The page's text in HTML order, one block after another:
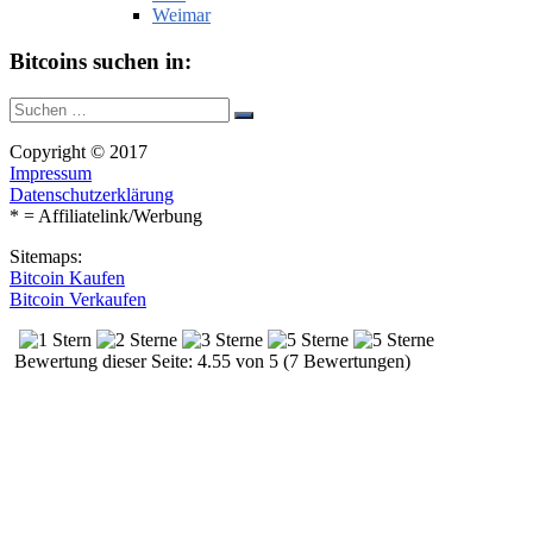
Weimar
Bitcoins suchen in:
Suche
nach:
Suchen
Copyright © 2017
Impressum
Datenschutzerklärung
* = Affiliatelink/Werbung
Sitemaps:
Bitcoin Kaufen
Bitcoin Verkaufen
Bewertung dieser Seite: 4.55 von 5 (7 Bewertungen)